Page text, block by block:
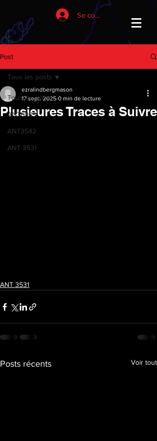
Se connecter
Post
Tous les posts
ANT6933
ANT3542
ANT 3531
Tous les posts
Plusieures Traces à Suivre
ezralindbergmason
17 sept. 2025 0 min de lecture
ANT 3531
Posts récents Voir tout